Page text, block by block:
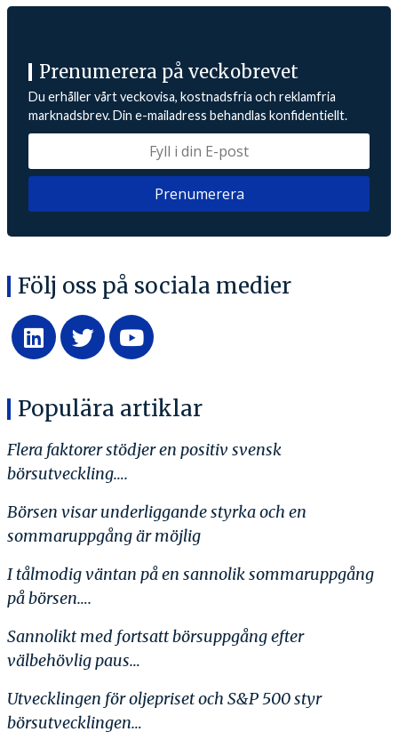
Prenumerera på veckobrevet
Du erhåller vårt veckovisa, kostnadsfria och reklamfria
marknadsbrev. Din e-mailadress behandlas konfidentiellt.
Följ oss på sociala medier
Populära artiklar
Flera faktorer stödjer en positiv svensk
börsutveckling….
Börsen visar underliggande styrka och en
sommaruppgång är möjlig
I tålmodig väntan på en sannolik sommaruppgång
på börsen….
Sannolikt med fortsatt börsuppgång efter
välbehövlig paus…
Utvecklingen för oljepriset och S&P 500 styr
börsutvecklingen…